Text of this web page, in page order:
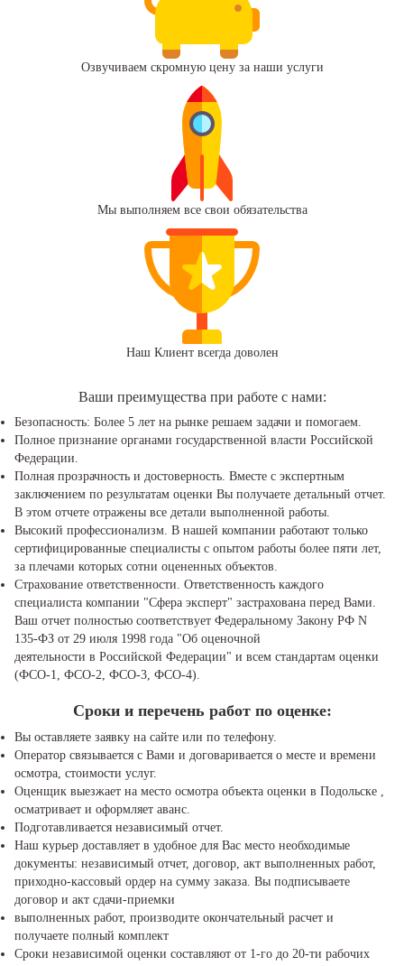
Озвучиваем скромную цену за наши услуги
Мы выполняем все свои обязательства
Наш Клиент всегда доволен
Ваши преимущества при работе с нами:
Безопасность: Более 5 лет на рынке решаем задачи и помогаем.
Полное признание органами государственной власти Российской
Федерации.
Полная прозрачность и достоверность. Вместе с экспертным
заключением по результатам оценки Вы получаете детальный отчет.
В этом отчете отражены все детали выполненной работы.
Высокий профессионализм. В нашей компании работают только
сертифицированные специалисты с опытом работы более пяти лет,
за плечами которых сотни оцененных объектов.
Страхование ответственности. Ответственность каждого
специалиста компании "Сфера эксперт" застрахована перед Вами.
Ваш отчет полностью соответствует Федеральному Закону РФ N
135-ФЗ от 29 июля 1998 года "Об оценочной
деятельности в Российской Федерации" и всем стандартам оценки
(ФСО-1, ФСО-2, ФСО-3, ФСО-4).
Сроки и перечень работ по оценке:
Вы оставляете заявку на сайте или по телефону.
Оператор связывается с Вами и договаривается о месте и времени
осмотра, стоимости услуг.
Оценщик выезжает на место осмотра объекта оценки в Подольске ,
осматривает и оформляет аванс.
Подготавливается независимый отчет.
Наш курьер доставляет в удобное для Вас место необходимые
документы: независимый отчет, договор, акт выполненных работ,
приходно-кассовый ордер на сумму заказа. Вы подписываете
договор и акт сдачи-приемки
выполненных работ, производите окончательный расчет и
получаете полный комплект
Сроки независимой оценки составляют от 1-го до 20-ти рабочих